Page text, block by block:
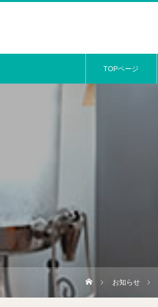
TOPページ
お知らせ